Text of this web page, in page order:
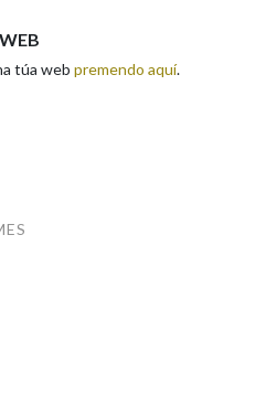
LIMPAR
vixente en materia de
túa web premendo aquí.